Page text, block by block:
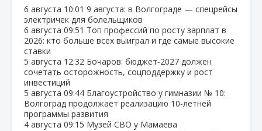
6 августа 10:01 9 августа: в Волгограде — спецрейсы
электричек для болельщиков
6 августа 09:51 Топ профессий по росту зарплат в
2026: кто больше всех выиграл и где самые высокие
ставки
5 августа 12:32 Бочаров: бюджет‑2027 должен
сочетать осторожность, соцподдержку и рост
инвестиций
5 августа 09:44 Благоустройство у гимназии № 10:
Волгоград продолжает реализацию 10‑летней
программы развития
4 августа 09:15 Музей СВО у Мамаева